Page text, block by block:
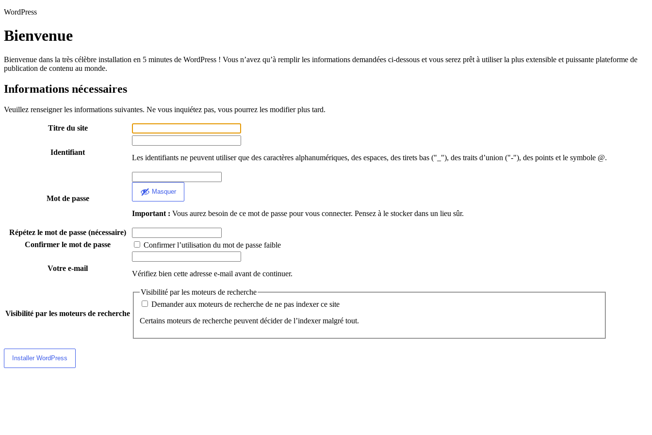
WordPress
Bienvenue
Bienvenue dans la très célèbre installation en 5 minutes de WordPress ! Vous n’avez qu’à remplir les informations demandées ci-dessous et vous serez prêt à utiliser la plus extensible et puissante plateforme de
publication de contenu au monde.
Informations nécessaires
Veuillez renseigner les informations suivantes. Ne vous inquiétez pas, vous pourrez les modifier plus tard.
Titre du site
Identifiant
Les identifiants ne peuvent utiliser que des caractères alphanumériques, des espaces, des tirets bas ("_"), des traits d’union ("-"), des points et le symbole @.
Mot de passe
Masquer
Important : Vous aurez besoin de ce mot de passe pour vous connecter. Pensez à le stocker dans un lieu sûr.
Répétez le mot de passe (nécessaire)
Confirmer le mot de passe
Confirmer l’utilisation du mot de passe faible
Votre e-mail
Vérifiez bien cette adresse e-mail avant de continuer.
Visibilité par les moteurs de recherche
Visibilité par les moteurs de recherche
Demander aux moteurs de recherche de ne pas indexer ce site
Certains moteurs de recherche peuvent décider de l’indexer malgré tout.